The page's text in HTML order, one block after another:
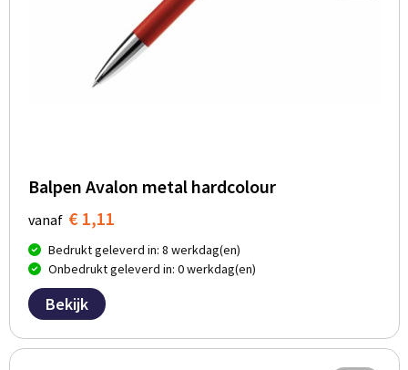
Balpen Avalon metal hardcolour
vanaf € 1,11
Bedrukt geleverd in: 8 werkdag(en)
Onbedrukt geleverd in: 0 werkdag(en)
Bekijk